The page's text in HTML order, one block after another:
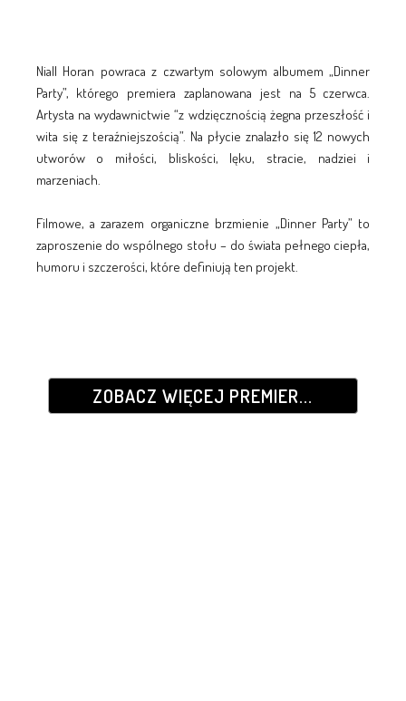
Niall Horan powraca z czwartym solowym albumem „Dinner
Party”, którego premiera zaplanowana jest na 5 czerwca.
Artysta na wydawnictwie “z wdzięcznością żegna przeszłość i
wita się z teraźniejszością”. Na płycie znalazło się 12 nowych
utworów o miłości, bliskości, lęku, stracie, nadziei i
marzeniach.
Filmowe, a zarazem organiczne brzmienie „Dinner Party” to
zaproszenie do wspólnego stołu – do świata pełnego ciepła,
humoru i szczerości, które definiują ten projekt.
ZOBACZ WIĘCEJ PREMIER...